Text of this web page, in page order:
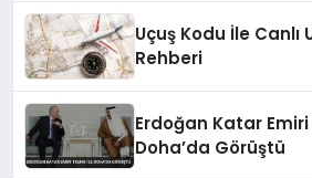
Uçuş Kodu İle Canlı
Rehberi
Erdoğan Katar
Doha’da Görüştü